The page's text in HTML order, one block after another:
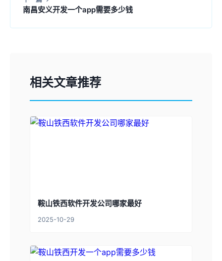
南昌安义开发一个app需要多少钱
相关文章推荐
鞍山铁西软件开发公司哪家最好
2025-10-29